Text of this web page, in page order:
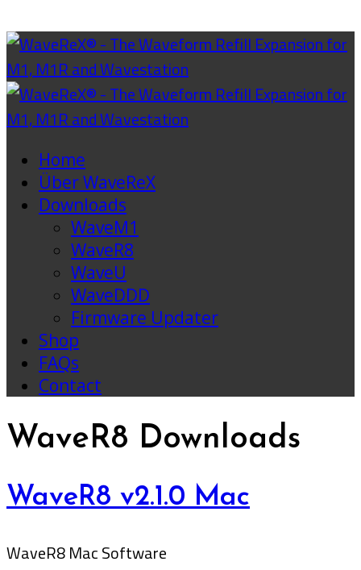
Home
Über WaveReX
Downloads
WaveM1
WaveR8
WaveU
WaveDDD
Firmware Updater
Shop
FAQs
Contact
WaveR8 Downloads
WaveR8 v2.1.0 Mac
WaveR8 Mac Software